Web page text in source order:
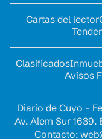
Cartas del lector
Clasificados
Avisos
Diario de Cuyo -
Av. Alem Sur
Contacto: